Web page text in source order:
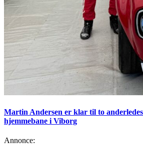
Martin Andersen er klar til to
hjemmebane i Viborg
Annonce: